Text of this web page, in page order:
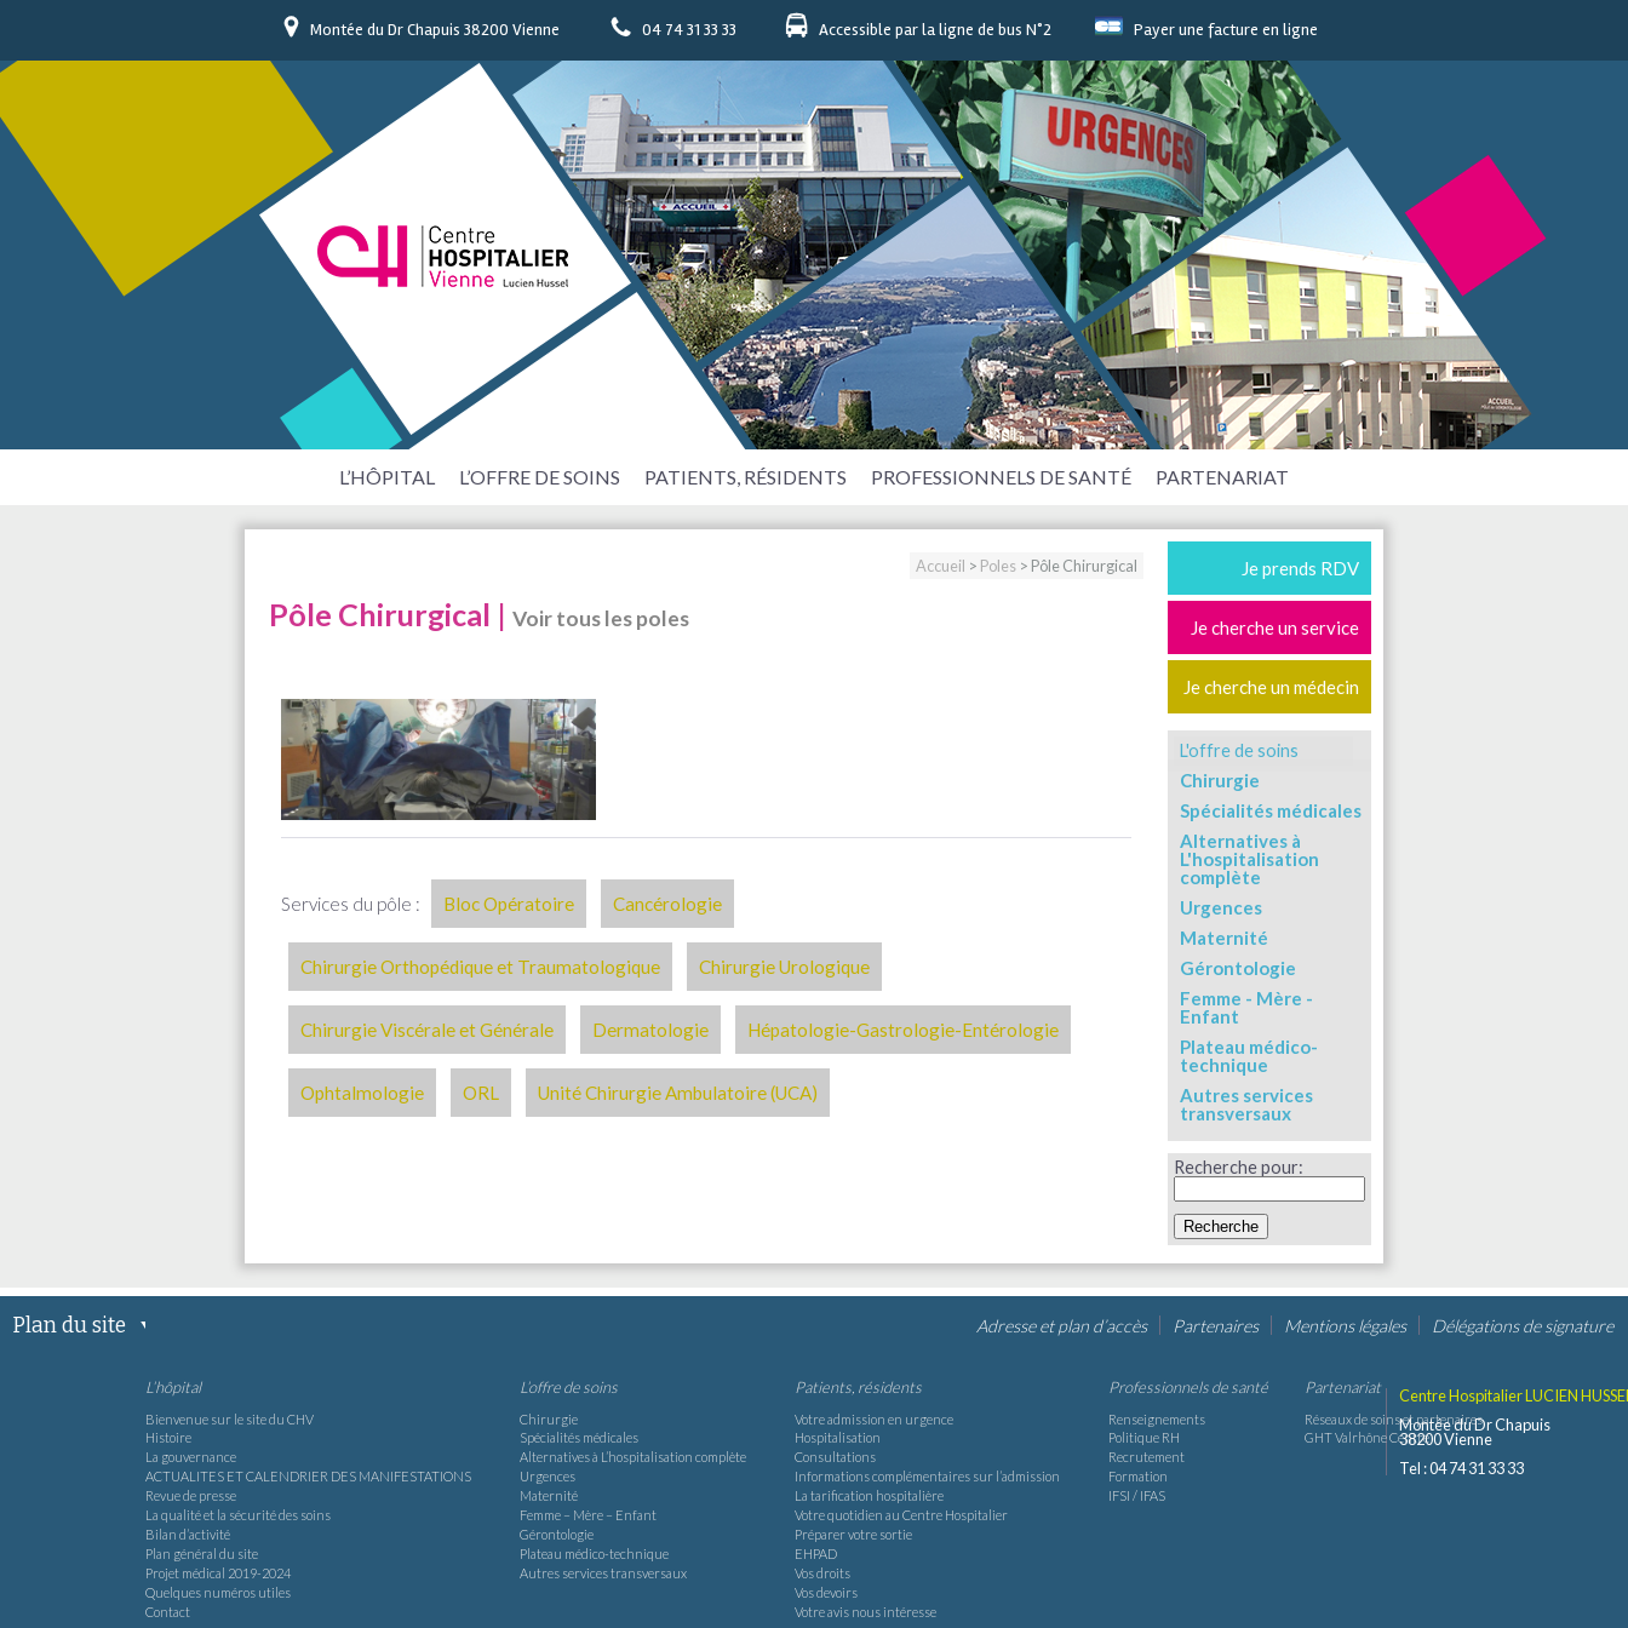
Montée du Dr Chapuis 38200 Vienne 04 74 31 33 33 Accessible par la ligne de bus N°2 Payer une facture en ligne
L’HÔPITAL L’OFFRE DE SOINS PATIENTS, RÉSIDENTS PROFESSIONNELS DE SANTÉ PARTENARIAT
Je prends RDV
Je cherche un service
Je cherche un médecin
L'offre de soins
Chirurgie
Spécialités médicales
Alternatives à
L'hospitalisation
complète
Urgences
Maternité
Gérontologie
Femme - Mère -
Enfant
Plateau médico-
technique
Autres services
transversaux
Recherche pour:
Accueil > Poles > Pôle Chirurgical
Pôle Chirurgical | Voir tous les poles
Services du pôle : Bloc Opératoire Cancérologie
Chirurgie Orthopédique et Traumatologique Chirurgie Urologique
Chirurgie Viscérale et Générale Dermatologie Hépatologie-Gastrologie-Entérologie
Ophtalmologie ORL Unité Chirurgie Ambulatoire (UCA)
Plan du site
L’hôpital
Bienvenue sur le site du CHV
Histoire
La gouvernance
ACTUALITES ET CALENDRIER DES MANIFESTATIONS
Revue de presse
La qualité et la sécurité des soins
Bilan d’activité
Plan général du site
Projet médical 2019-2024
Quelques numéros utiles
Contact
L’offre de soins
Chirurgie
Spécialités médicales
Alternatives à L’hospitalisation complète
Urgences
Maternité
Femme – Mère – Enfant
Gérontologie
Plateau médico-technique
Autres services transversaux
Patients, résidents
Votre admission en urgence
Hospitalisation
Consultations
Informations complémentaires sur l’admission
La tarification hospitalière
Votre quotidien au Centre Hospitalier
Préparer votre sortie
EHPAD
Vos droits
Vos devoirs
Votre avis nous intéresse
Professionnels de santé
Renseignements
Politique RH
Recrutement
Formation
IFSI / IFAS
Partenariat
Réseaux de soins et partenaires
GHT Valrhône Centre
Adresse et plan d’accès Partenaires Mentions légales Délégations de signature
Centre Hospitalier LUCIEN
Montée du Dr Chapuis
38200 Vienne
Tel : 04 74 31 33 33